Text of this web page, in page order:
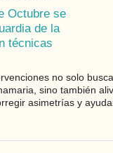
Octubre se
de la
técnicas
no solo
sino también
asimetrías y